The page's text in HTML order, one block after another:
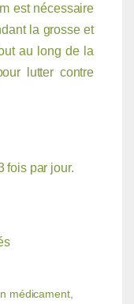
est nécessaire
la grosse et
au long de la
lutter contre
fois par jour.
médicament,